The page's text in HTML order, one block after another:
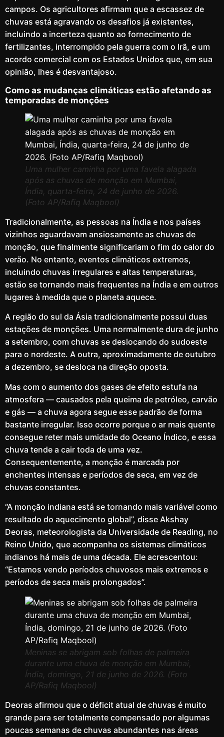
campos. Os agricultores afirmam que a escassez de
chuvas está agravando os desafios já existentes,
incluindo a incerteza quanto ao fornecimento de
fertilizantes, interrompido pela guerra com o Irã, e um
acordo comercial com os Estados Unidos que, em sua
opinião, lhes é desvantajoso.
Como as mudanças climáticas estão afetando as
temporadas de monções
Uma mulher caminha por uma favela alagada
após as chuvas de monção em Mumbai,
Índia, quarta-feira, 24 de junho de 2026.
(Foto AP/Rafiq Maqbool)
Tradicionalmente, as pessoas na Índia e nos países
vizinhos aguardavam ansiosamente as chuvas de
monção, que finalmente significariam o fim do calor do
verão. No entanto, eventos climáticos extremos,
incluindo chuvas irregulares e altas temperaturas,
estão se tornando mais frequentes na Índia e em outros
lugares à medida que o planeta aquece.
A região do sul da Ásia tradicionalmente possui duas
estações de monções. Uma normalmente dura de junho
a setembro, com chuvas se deslocando do sudoeste
para o nordeste. A outra, aproximadamente de outubro
a dezembro, se desloca na direção oposta.
Mas com o aumento dos gases de efeito estufa na
atmosfera — causados ​​pela queima de petróleo, carvão
e gás — a chuva agora segue esse padrão de forma
bastante irregular. Isso ocorre porque o ar mais quente
consegue reter mais umidade do Oceano Índico, e essa
chuva tende a cair toda de uma vez.
Consequentemente, a monção é marcada por
enchentes intensas e períodos de seca, em vez de
chuvas constantes.
“A monção indiana está se tornando mais variável como
resultado do aquecimento global”, disse Akshay
Deoras, meteorologista da Universidade de Reading, no
Reino Unido, que acompanha os sistemas climáticos
indianos há mais de uma década. Ele acrescentou:
“Estamos vendo períodos chuvosos mais extremos e
períodos de seca mais prolongados”.
Meninas se abrigam sob folhas de palmeira
durante uma chuva de monção em Mumbai,
Índia, domingo, 21 de junho de 2026. (Foto
AP/Rafiq Maqbool)
Deoras afirmou que o déficit atual de chuvas é muito
grande para ser totalmente compensado por algumas
poucas semanas de chuvas abundantes nas áreas